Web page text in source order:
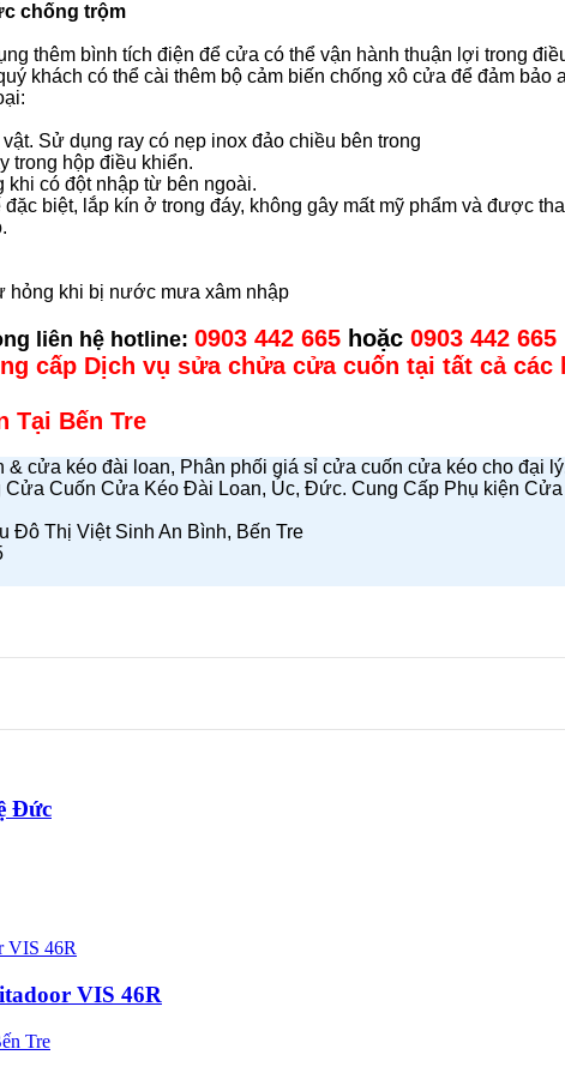
chống trộm
thêm bình tích điện để cửa có thể vận hành thuận lợi trong
khách có thể cài thêm bộ cảm biến chống xô cửa để đảm bảo
Sử dụng ray có nẹp inox đảo chiều bên trong
trong hộp điều khiển.
có đột nhập từ bên ngoài.
biệt, lắp kín ở trong đáy, không gây mất mỹ phẩm và được
hỏng khi bị nước mưa xâm nhập
liên hệ hotline: 0903 442 665 hoặc 0903 442 665
cấp Dịch vụ sửa chửa cửa cuốn tại tất cả
Tại Bến Tre
cửa kéo đài loan, Phân phối giá sỉ cửa cuốn cửa kéo cho đại
Cửa Cuốn Cửa Kéo Đài Loan, Úc, Đức. Cung Cấp Phụ kiện
Đô Thị Việt Sinh An Bình, Bến Tre
Đức
VIS 46R